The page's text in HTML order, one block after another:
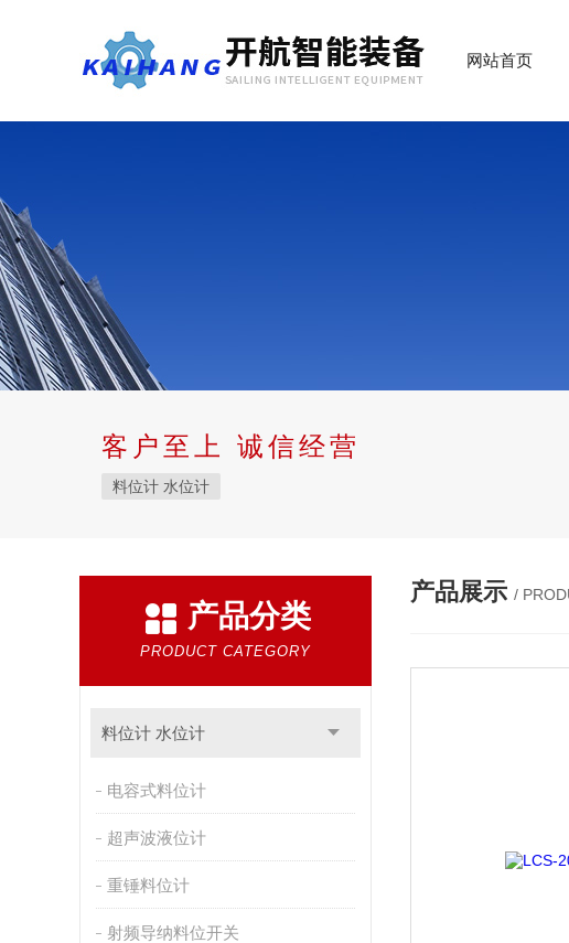
网站首页
客户至上 诚信经营
料位计 水位计
产品分类
PRODUCT CATEGORY
料位计 水位计
电容式料位计
超声波液位计
重锤料位计
射频导纳料位开关
产品展示 /